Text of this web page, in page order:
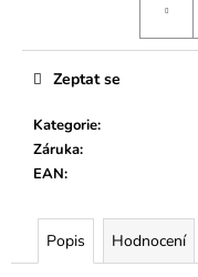
Kategorie:
Záruka:
EAN:
Zeptat se
Popis Hodnocení
OLEJ
LEVANDULE
Kč